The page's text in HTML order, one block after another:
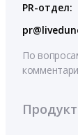
PR-отдел:
По
Продукт